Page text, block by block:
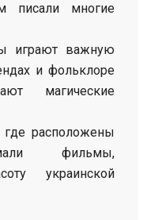
многие
играют важную
и фольклоре
магические
где расположены
фильмы,
украинской